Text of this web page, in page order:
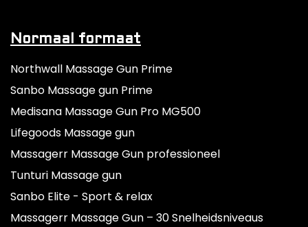
Normaal formaat
Northwall Massage Gun Prime
Sanbo Massage gun Prime
Medisana Massage Gun Pro MG500
Lifegoods Massage gun
Massagerr Massage Gun professioneel
Tunturi Massage gun
Sanbo Elite - Sport & relax
Massagerr Massage Gun – 30 Snelheidsniveaus